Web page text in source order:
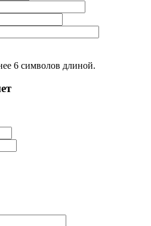
6 символов длиной.